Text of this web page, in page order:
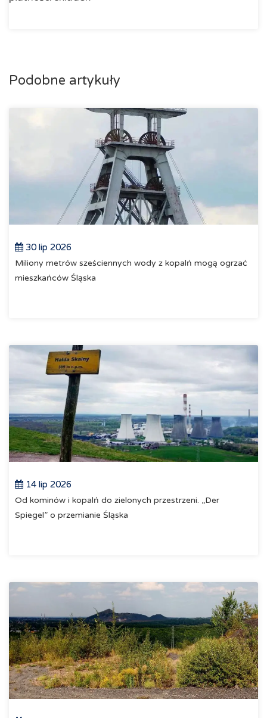
Podobne artykuły
30 lip 2026
Miliony metrów sześciennych wody z kopalń mogą ogrzać
mieszkańców Śląska
14 lip 2026
Od kominów i kopalń do zielonych przestrzeni. „Der
Spiegel” o przemianie Śląska